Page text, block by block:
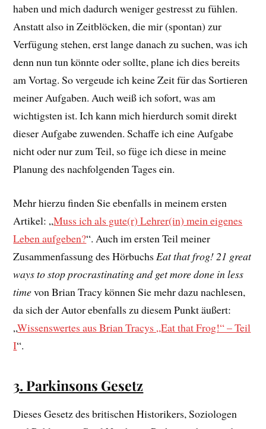
haben und mich dadurch weniger gestresst zu fühlen.
Anstatt also in Zeitblöcken, die mir (spontan) zur
Verfügung stehen, erst lange danach zu suchen, was ich
denn nun tun könnte oder sollte, plane ich dies bereits
am Vortag. So vergeude ich keine Zeit für das Sortieren
meiner Aufgaben. Auch weiß ich sofort, was am
wichtigsten ist. Ich kann mich hierdurch somit direkt
dieser Aufgabe zuwenden. Schaffe ich eine Aufgabe
nicht oder nur zum Teil, so füge ich diese in meine
Planung des nachfolgenden Tages ein.
Mehr hierzu finden Sie ebenfalls in meinem ersten
Artikel: „Muss ich als gute(r) Lehrer(in) mein eigenes
Leben aufgeben?“. Auch im ersten Teil meiner
Zusammenfassung des Hörbuchs Eat that frog! 21 great
ways to stop procrastinating and get more done in less
timevon Brian Tracy können Sie mehr dazu nachlesen,
da sich der Autor ebenfalls zu diesem Punkt äußert:
„Wissenswertes aus Brian Tracys „Eat that Frog!“ – Teil
I“.
3. Parkinsons Gesetz
Dieses Gesetz des britischen Historikers, Soziologen